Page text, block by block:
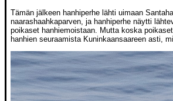
Tämän jälkeen hanhiperhe lähti uimaan
naarashaahkaparven, ja hanhiperhe näytti
poikaset hanhiemoistaan. Mutta koska
hanhien seuraamista Kuninkaansaareen asti,